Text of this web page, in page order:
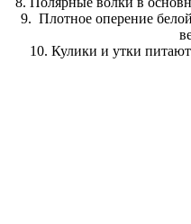
9. Плотное оперение
10. Кулики и утки